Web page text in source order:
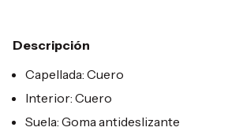
Descripción
Capellada: Cuero
Interior: Cuero
Suela: Goma antideslizante